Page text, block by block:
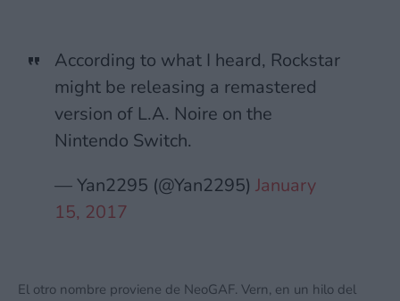
According to what I heard, Rockstar
might be releasing a remastered
version of L.A. Noire on the
Nintendo Switch.
— Yan2295 (@Yan2295) January
15, 2017
El otro nombre proviene de NeoGAF. Vern, en un hilo del